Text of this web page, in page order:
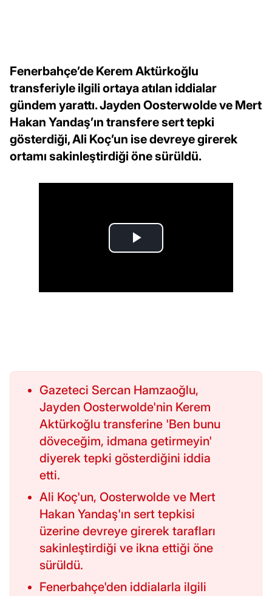
Fenerbahçe’de Kerem Aktürkoğlu
transferiyle ilgili ortaya atılan iddialar
gündem yarattı. Jayden Oosterwolde ve Mert
Hakan Yandaş’ın transfere sert tepki
gösterdiği, Ali Koç’un ise devreye girerek
ortamı sakinleştirdiği öne sürüldü.
Gazeteci Sercan Hamzaoğlu,
Jayden Oosterwolde'nin Kerem
Aktürkoğlu transferine 'Ben bunu
döveceğim, idmana getirmeyin'
diyerek tepki gösterdiğini iddia
etti.
Ali Koç'un, Oosterwolde ve Mert
Hakan Yandaş'ın sert tepkisi
üzerine devreye girerek tarafları
sakinleştirdiği ve ikna ettiği öne
sürüldü.
Fenerbahçe'den iddialarla ilgili